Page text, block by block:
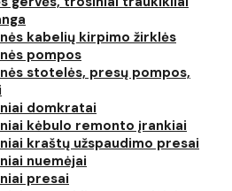
kabelių kirpimo žirklės
pompos
stotelės, presų pompos,
domkratai
kėbulo remonto įrankiai
kraštų užspaudimo presai
nuemėjai
presai